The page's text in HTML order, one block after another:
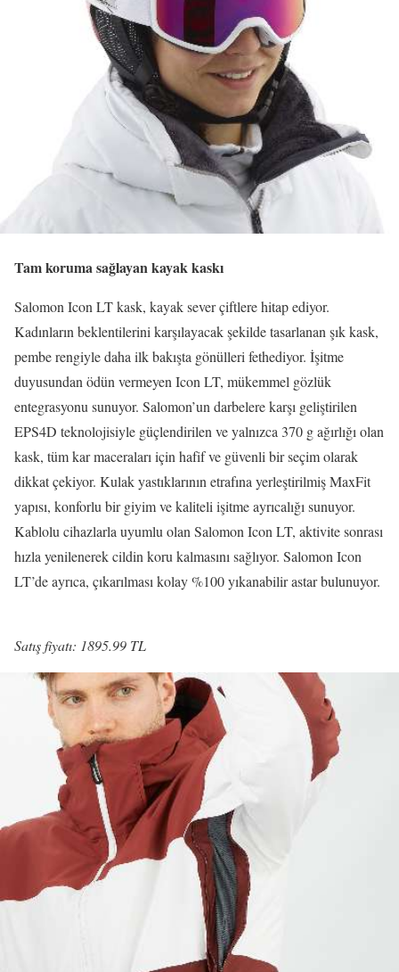
Tam koruma sağlayan kayak kaskı
Salomon Icon LT kask, kayak sever çiftlere hitap ediyor.
Kadınların beklentilerini karşılayacak şekilde tasarlanan şık kask,
pembe rengiyle daha ilk bakışta gönülleri fethediyor. İşitme
duyusundan ödün vermeyen Icon LT, mükemmel gözlük
entegrasyonu sunuyor. Salomon’un darbelere karşı geliştirilen
EPS4D teknolojisiyle güçlendirilen ve yalnızca 370 g ağırlığı olan
kask, tüm kar maceraları için hafif ve güvenli bir seçim olarak
dikkat çekiyor. Kulak yastıklarının etrafına yerleştirilmiş MaxFit
yapısı, konforlu bir giyim ve kaliteli işitme ayrıcalığı sunuyor.
Kablolu cihazlarla uyumlu olan Salomon Icon LT, aktivite sonrası
hızla yenilenerek cildin koru kalmasını sağlıyor. Salomon Icon
LT’de ayrıca, çıkarılması kolay %100 yıkanabilir astar bulunuyor.
Satış fiyatı: 1895.99 TL